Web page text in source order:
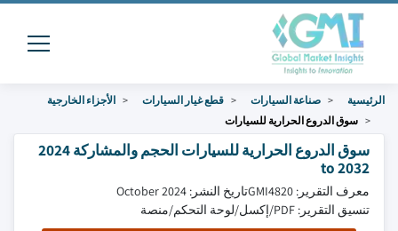
الرئيسية صناعة السيارات قطع غيار السيارات
الأجزاء الخارجية
سوق الدروع الحرارية للسيارات
سوق الدروع الحرارية للسيارات الحجم والمشاركة 2024
to 2032
معرف التقرير: GMI4820
تاريخ النشر: October 2024
تنسيق التقرير: PDF/إكسل/لوحة التحكم/منصة